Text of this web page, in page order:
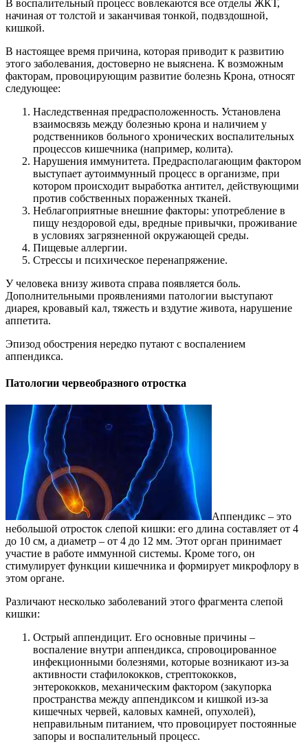
В воспалительный процесс вовлекаются все отделы ЖКТ,
начиная от толстой и заканчивая тонкой, подвздошной,
кишкой.
В настоящее время причина, которая приводит к развитию
этого заболевания, достоверно не выяснена. К возможным
факторам, провоцирующим развитие болезнь Крона, относят
следующее:
Наследственная предрасположенность. Установлена
взаимосвязь между болезнью крона и наличием у
родственников больного хронических воспалительных
процессов кишечника (например, колита).
Нарушения иммунитета. Предрасполагающим фактором
выступает аутоиммунный процесс в организме, при
котором происходит выработка антител, действующими
против собственных пораженных тканей.
Неблагоприятные внешние факторы: употребление в
пищу нездоровой еды, вредные привычки, проживание
в условиях загрязненной окружающей среды.
Пищевые аллергии.
Стрессы и психическое перенапряжение.
У человека внизу живота справа появляется боль.
Дополнительными проявлениями патологии выступают
диарея, кровавый кал, тяжесть и вздутие живота, нарушение
аппетита.
Эпизод обострения нередко путают с воспалением
аппендикса.
Патологии червеобразного отростка
Аппендикс – это
небольшой отросток слепой кишки: его длина составляет от 4
до 10 см, а диаметр – от 4 до 12 мм. Этот орган принимает
участие в работе иммунной системы. Кроме того, он
стимулирует функции кишечника и формирует микрофлору в
этом органе.
Различают несколько заболеваний этого фрагмента слепой
кишки:
Острый аппендицит. Его основные причины –
воспаление внутри аппендикса, спровоцированное
инфекционными болезнями, которые возникают из-за
активности стафилококков, стрептококков,
энтерококков, механическим фактором (закупорка
пространства между аппендиксом и кишкой из-за
кишечных червей, каловых камней, опухолей),
неправильным питанием, что провоцирует постоянные
запоры и воспалительный процесс.